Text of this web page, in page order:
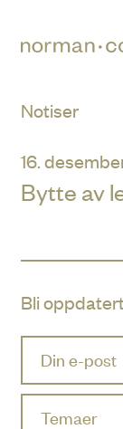
Notiser
Bytte av
16.
Bli
Temaer